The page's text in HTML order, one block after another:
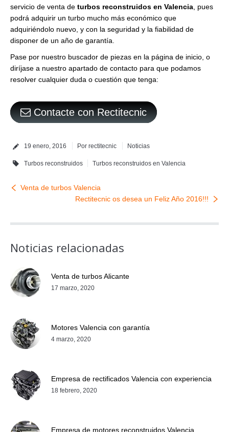
servicio de venta de turbos reconstruidos en Valencia , pues
podrá adquirir un turbo mucho más económico que
adquiriéndolo nuevo, y con la seguridad y la fiabilidad de
disponer de un año de garantía.
Pase por nuestro buscador de piezas en la página de inicio, o
diríjase a nuestro apartado de contacto para que podamos
resolver cualquier duda o cuestión que tenga:
Contacte con Rectitecnic
19 enero, 2016 Por rectitecnic Noticias
Turbos reconstruidos Turbos reconstruidos en Valencia
Venta de turbos Valencia
Rectitecnic os desea un Feliz Año 2016!!!
Noticias relacionadas
Venta de turbos Alicante
17 marzo, 2020
Motores Valencia con garantía
4 marzo, 2020
Empresa de rectificados Valencia con experiencia
18 febrero, 2020
Empresa de motores reconstruidos Valencia